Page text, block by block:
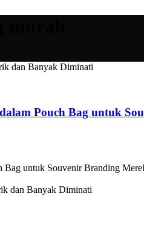
Pouch Bag untuk
untuk Souvenir Branding